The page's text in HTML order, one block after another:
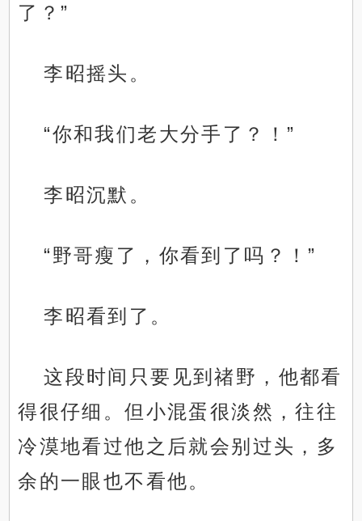
了？”
李昭摇头。
“你和我们老大分手了？！”
李昭沉默。
“野哥瘦了，你看到了吗？！”
李昭看到了。
这段时间只要见到禇野，他都看
得很仔细。但小混蛋很淡然，往往
冷漠地看过他之后就会别过头，多
余的一眼也不看他。